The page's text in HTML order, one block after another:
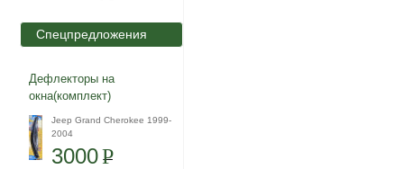
Спецпредложения
Дефлекторы на
окна(комплект)
Jeep Grand Cherokee 1999-
2004
3000P